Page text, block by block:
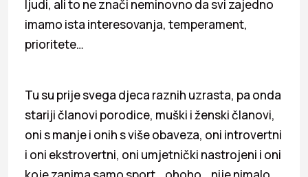
ljudi, ali to ne znači neminovno da svi zajedno
imamo ista interesovanja, temperament,
prioritete…
Tu su prije svega djeca raznih uzrasta, pa onda
stariji članovi porodice, muški i ženski članovi,
oni s manje i onih s više obaveza, oni introvertni
i oni ekstrovertni, oni umjetnički nastrojeni i oni